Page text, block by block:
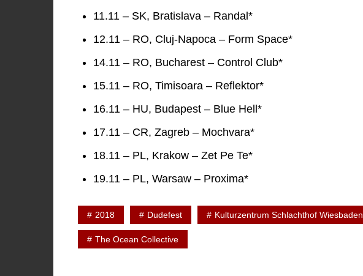
11.11 – SK, Bratislava – Randal*
12.11 – RO, Cluj-Napoca – Form Space*
14.11 – RO, Bucharest – Control Club*
15.11 – RO, Timisoara – Reflektor*
16.11 – HU, Budapest – Blue Hell*
17.11 – CR, Zagreb – Mochvara*
18.11 – PL, Krakow – Zet Pe Te*
19.11 – PL, Warsaw – Proxima*
2018 Dudefest Kulturzentrum Schlachthof Wiesbaden
The Ocean Collective